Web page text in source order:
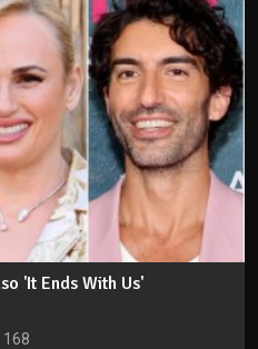
'It Ends With Us'
168